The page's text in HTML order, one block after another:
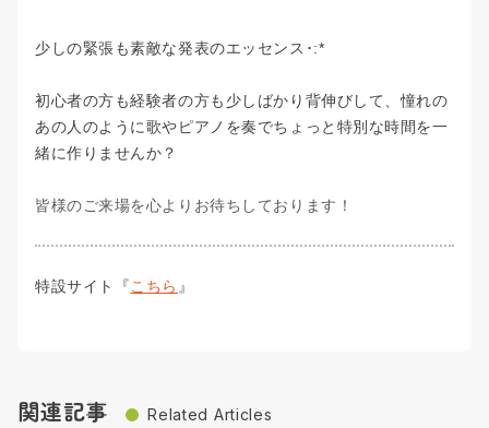
少しの緊張も素敵な発表のエッセンス･:*
初心者の方も経験者の方も少しばかり背伸びして、憧れの
あの人のように歌やピアノを奏でちょっと特別な時間を一
緒に作りませんか？
皆様のご来場を心よりお待ちしております！
特設サイト『こちら 』
関連記事 Related Articles